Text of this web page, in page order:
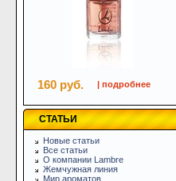
160 руб. | подробнее
СТАТЬИ
Новые статьи
Все статьи
О компании Lambre
Жемчужная линия
Мир ароматов